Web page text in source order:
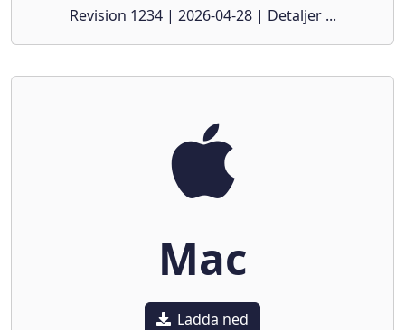
Revision 1234 | 2026-04-28 | Detaljer ...
Mac
Ladda ned